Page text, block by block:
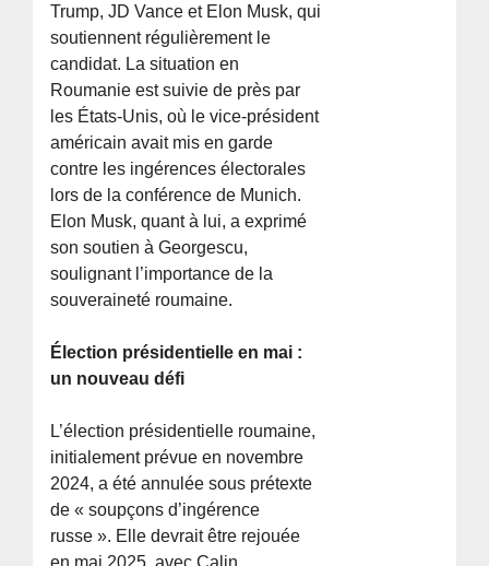
Trump, JD Vance et Elon Musk, qui
soutiennent régulièrement le
candidat. La situation en
Roumanie est suivie de près par
les États-Unis, où le vice-président
américain avait mis en garde
contre les ingérences électorales
lors de la conférence de Munich.
Elon Musk, quant à lui, a exprimé
son soutien à Georgescu,
soulignant l’importance de la
souveraineté roumaine.
Élection présidentielle en mai :
un nouveau défi
L’élection présidentielle roumaine,
initialement prévue en novembre
2024, a été annulée sous prétexte
de « soupçons d’ingérence
russe ». Elle devrait être rejouée
en mai 2025, avec Calin